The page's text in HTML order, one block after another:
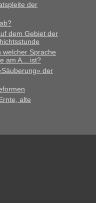
der
dem Gebiet der
welcher Sprache
am A... ist?
der
alte